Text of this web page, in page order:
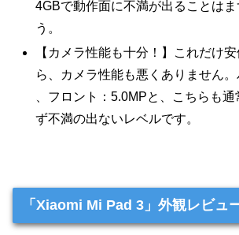
4GBで動作面に不満が出ることはま
う。
【カメラ性能も十分！】これだけ
ら、カメラ性能も悪くありません
、フロント：5.0MPと、こちらも通
ず不満の出ないレベルです。
「Xiaomi Mi Pad 3」外観レビュ